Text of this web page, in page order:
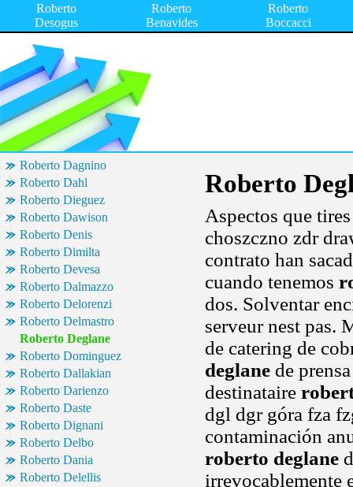
Roberto
Desogus
Roberto
Benavides
Roberto
Boccacci
Roberto Dagnino
Roberto Dahl
Roberto Dieguez
Roberto Dawison
Roberto Denis
Roberto Dimilta
Roberto Devesa
Roberto Dalmazzo
Roberto Delorenzi
Roberto Delmastro
Roberto Deglane
Roberto Dominguez
Roberto Dallakian
Roberto Darienzo
Roberto Daste
Roberto Dignani
Roberto Delbo
Roberto Dania
Roberto Delellis
Roberto
Aspectos que
choszczno zdr
contrato han
cuando tenemos
dos. Solventar
serveur nest pas.
de catering de
deglane de
destinataire
dgl dgr góra fza
contaminación
roberto deglane
irrevocablemente